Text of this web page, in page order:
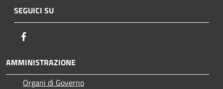
SEGUICI SU
AMMINISTRAZIONE
Organi di Governo